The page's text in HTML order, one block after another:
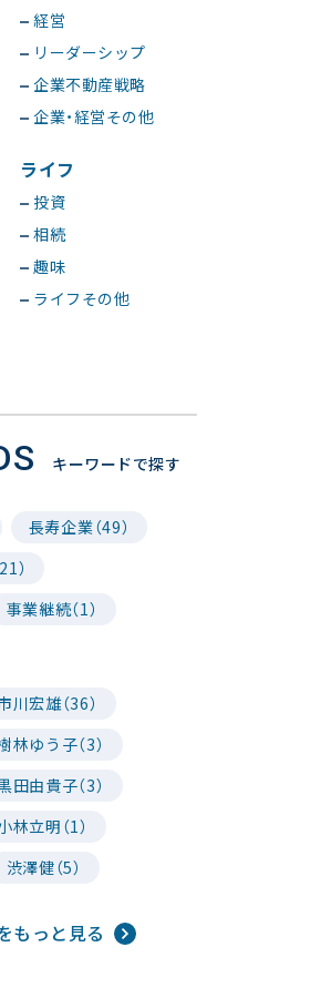
経営
リーダーシップ
企業不動産戦略
企業・経営その他
ライフ
投資
相続
趣味
ライフその他
キーワードで探す
長寿企業（49）
）
事業継続（1）
川宏雄（36）
林ゆう子（3）
田由貴子（3）
林立明（1）
渋澤健（5）
もっと見る